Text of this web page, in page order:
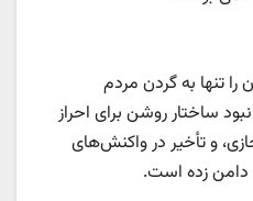
تنها به گردن مردم
ساختار روشن برای احراز
و تأخیر در واکنش‌های
دامن زده است.